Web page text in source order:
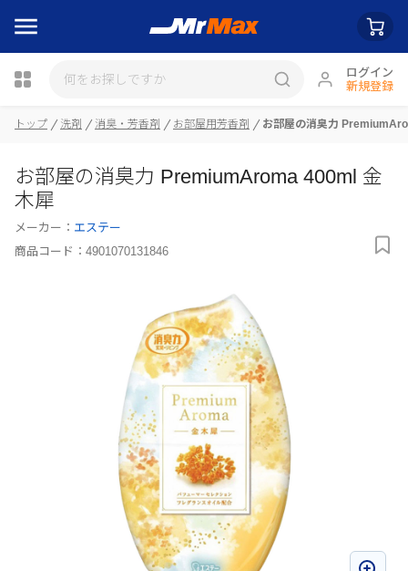
ログイン
新規登録
瓶詰
トップ 洗剤 消臭・芳香剤 お部屋用芳香剤 お部屋の消臭力
お部屋の消臭力 PremiumAroma 400ml 金
木犀
メーカー： エステー
商品コード： 4901070131846